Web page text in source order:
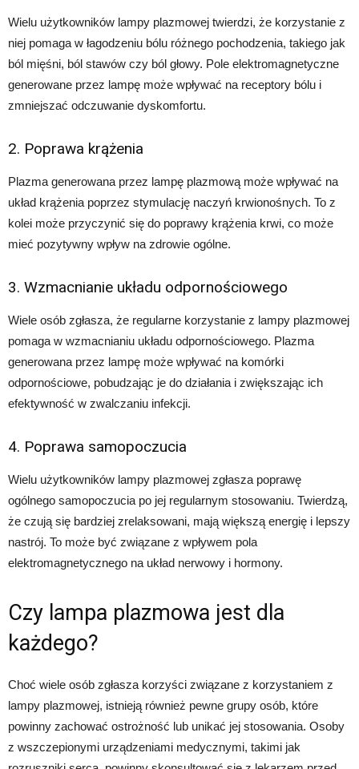
Wielu użytkowników lampy plazmowej twierdzi, że korzystanie z
niej pomaga w łagodzeniu bólu różnego pochodzenia, takiego jak
ból mięśni, ból stawów czy ból głowy. Pole elektromagnetyczne
generowane przez lampę może wpływać na receptory bólu i
zmniejszać odczuwanie dyskomfortu.
2. Poprawa krążenia
Plazma generowana przez lampę plazmową może wpływać na
układ krążenia poprzez stymulację naczyń krwionośnych. To z
kolei może przyczynić się do poprawy krążenia krwi, co może
mieć pozytywny wpływ na zdrowie ogólne.
3. Wzmacnianie układu odpornościowego
Wiele osób zgłasza, że regularne korzystanie z lampy plazmowej
pomaga w wzmacnianiu układu odpornościowego. Plazma
generowana przez lampę może wpływać na komórki
odpornościowe, pobudzając je do działania i zwiększając ich
efektywność w zwalczaniu infekcji.
4. Poprawa samopoczucia
Wielu użytkowników lampy plazmowej zgłasza poprawę
ogólnego samopoczucia po jej regularnym stosowaniu. Twierdzą,
że czują się bardziej zrelaksowani, mają większą energię i lepszy
nastrój. To może być związane z wpływem pola
elektromagnetycznego na układ nerwowy i hormony.
Czy lampa plazmowa jest dla
każdego?
Choć wiele osób zgłasza korzyści związane z korzystaniem z
lampy plazmowej, istnieją również pewne grupy osób, które
powinny zachować ostrożność lub unikać jej stosowania. Osoby
z wszczepionymi urządzeniami medycznymi, takimi jak